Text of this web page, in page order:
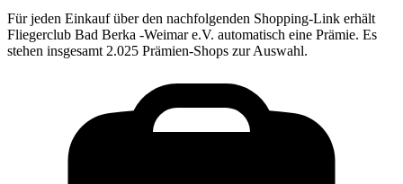
Für jeden Einkauf über den nachfolgenden Shopping-Link erhält
Fliegerclub Bad Berka -Weimar e.V. automatisch eine Prämie. Es
stehen insgesamt 2.025 Prämien-Shops zur Auswahl.